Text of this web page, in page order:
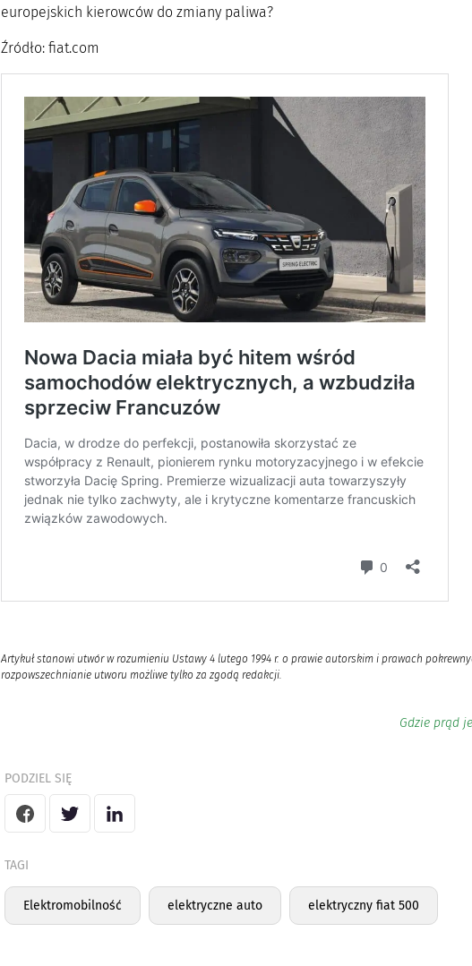
europejskich kierowców do zmiany paliwa?
Źródło: fiat.com
Artykuł stanowi utwór w rozumieniu Ustawy 4 lutego 1994 r. o prawie autorskim i prawach
rozpowszechnianie utworu możliwe tylko za zgodą redakcji.
Gdzie prąd
PODZIEL SIĘ
TAGI
Elektromobilność elektryczne auto elektryczny fiat 500